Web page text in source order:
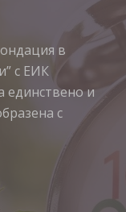
в
с ЕИК
единствено и
с